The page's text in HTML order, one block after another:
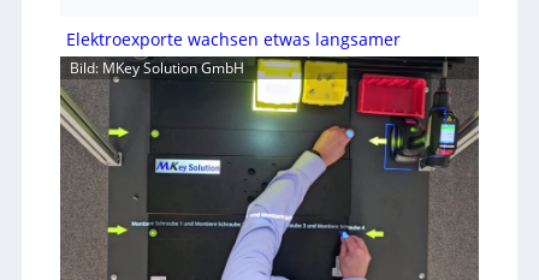
Elektroexporte wachsen etwas langsamer
Bild: MKey Solution GmbH